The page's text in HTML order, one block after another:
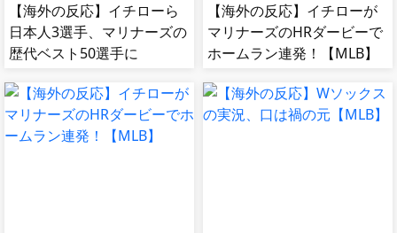
【海外の反応】イチローら
日本人3選手、マリナーズの
歴代ベスト50選手に
【海外の反応】イチローが
マリナーズのHRダービーで
ホームラン連発！【MLB】